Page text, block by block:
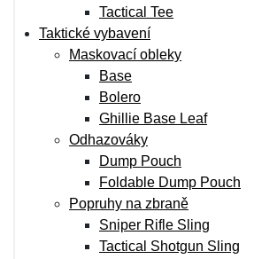
Tactical Tee
Taktické vybavení
Maskovací obleky
Base
Bolero
Ghillie Base Leaf
Odhazováky
Dump Pouch
Foldable Dump Pouch
Popruhy na zbraně
Sniper Rifle Sling
Tactical Shotgun Sling